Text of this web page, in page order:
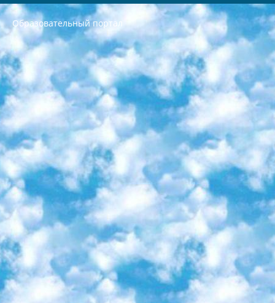
Образовательный портал
РЕСПУБЛИКА УЗБЕКИСТАН МИНИСТРЕРСТВО ДОШКОЛЬНОГО И ШКОЛЬНОГО ОБРАЗОВАНИЯ КОМАНДА в общеобразовательных учреждениях в 2023-2024 учебном году организация и проведение итоговой государственной аттестации обучающихся о Министра дошкольного и школьного образования Республики Узбекистан от 4 марта 2008 года (постановлением Минюста от 20 марта 2008 года № 1778 государственной регистрации) «Итоговое состояние учащихся общего среднего образования на основании положения об утверждении положения об аттестации общего среднего образования выпускной экзамен студентов в образовательных учреждениях в 2023-2024 учебном году В целях организации и прохождения аттестации приказываю: 1. Следующее: перечень предметов, по которым будет проводиться итоговая государственная аттестация и экзамен формы перевода согласно приложению 1; сертификаты международного образца, оценивающие уровень владения иностранными языками перечень согласно приложению 2; 2. Педагогический при специализированных образовательных учреждениях. научно-практический центр квалификации и международной оценки (Д.Давидова) 2024 г. До 25 марта: задания по предметам, по которым будет проводиться итоговая аттестация разработка и утверждение технических условий; итоговая аттестация на основании разработанного предметного задания разработка вопросов по предметам (устно и письменно), экзамен передача; общеобразовательные средние школы и специальные учебные заведения учащиеся выпускных классов школ и интернатов в агентской системе подготовка базы данных экзаменационных материалов и критериев оценки; перевод базы экзаменационных материалов на все языки обучения подать в Республиканский образовательный центр для изготовления; варианты экзаменов на основе разработанных контрольных материалов пусть будут поставлены задачи формирования. 3. Республиканский образовательный центр (Ш.Худайкулов) до 5 апреля 2024 года. до: база данных предоставленных экзаменационных материалов на все языки обучения перевод и экспертиза; для слепых, слабовидящих, глухих, слабослышащих и умственно отсталых детей учащиеся выпускных классов специализированных школ и школ-интернатов база данных экзаменационных материалов на всех преподаваемых языках подготовка критериев оценки; специализированные школы для умственно отсталых детей и технологии для учащихся выпускных классов школ-интернатов разработка соответствующих рекомендаций и критериев проведения ЕГЭ по естествознанию давать задания. 4. Педагогический при специализированных образовательных учреждениях. Научно-практический центр навыков и международной оценки (Д.Давидова), Республика образовательный центр (Худайкулов Ш.) итоговый государственный аттестационный экзамен ориентирован на творческое и логическое мышление при подготовке базы материалов учитывать введение заданий. 5. Следует отметить, что: сертификат государственного образца о знании общеобразовательного предмета и как минимум национальный уровень B1 по предметам на иностранных языках, указанным в Приложении 2. или международно признанный сертификат эквивалентного уровня студенты, изучающие определенный предмет, освобождаются от экзамена; по соответствующим предметам запланирована итоговая государственная аттестация за день до дня, путем жеребьевки Рабочей группой (в письменной форме по предметам, проводимым в форме) из числа сформированных вариантов выбрано 2 варианта; 2 выбранных варианта экзамена анонсированы на официальном сайте министерства и все выпускники по всей стране на основе этих вариантов проводит итоговую государственную аттестацию. 6. Государственное образование учащихся средних общеобразовательных учреждений. знания в соответствии с квалификационными требованиями, которые необходимо приобрести на основании стандартов итоговый (выпускной) контроль для 9 и 11 классов в целях тестирования Экзамены (далее – экзамены) состоят из предметов, перечисленных в приложении 1. будет сделано. 7. Экзамены пройдут с 26 мая по 15 июня 2024 г. (кроме науки физического воспитания). 8. Физическая для учащихся 9 классов общесредних образовательных учреждений. Экзамены по предмету «Образование, квалификация медицина» 1-6 мая 2024 года. сотрудники перевести под присмотр (с отклонениями в физическом или умственном развитии) специализированная школа для детей, школы-интернаты и со сколиозом школы-интернаты санаторного типа для больных детей исключены). 9. Он был слепым, слабовидящим и имел нарушения опорно-двигательного аппарата. экзамены в специализированных школах и интернатах для детей должны проводиться исходя из требований, предъявляемых к общеобразовательным учреждениям (физкультура кроме науки). 10. Специализированная школа для глухих и слабослышащих детей. и экзамены в интернатах и быть реализован в виде письменного теста по математике. 11. Специальность для умственно отсталых детей. Для 9 класса Родной язык и литературное письмо Государственный язык (язык обучения – узбекский). для неклассов) написано Математическое письмо Письменная/устная история Узбекистана Физическое воспитание практично Итоговый контроль Для 11 класса Написание родного языка и литературы (эссе) Математическое письмо Узбекский язык (обучение на узбекском языке) не посещающее общее среднее образование для учреждений)/Образовательное учреждение выбор письменный и устный Иностранный язык письменный/устный Письменная/устная история Узбекистана *По выбору студента:  Химия  Физика  Основы государственного права  География 10 бесплатных образовательных ресурсов - Мы составили подборку онлайн-проектов с интерактивными упражнениями, видеолекциями и статьями. Они помогут вам обрести новые и освежить старые знания бесплатно. 1. «ИНТУИТ» Старейшая образовательная площадка Рунета. Здесь вы найдёте сотни текстовых и видеокурсов на десятки различных тем — от программирования до психологии. Многие курсы подготовлены российскими университетами и крупными международными компаниями вроде Intel и Microsoft. Самостоятельное обучение бесплатное, но желающие могут оплатить услуги персональных наставников. 2. «Смартия» знакомит с актуальными профессиями и подсказывает, как им обучаться. Выбрав заинтересовавшую вас специальность — SMM-специалист, фотограф, веб-дизайнер или другую, — увидите список необходимых для неё умений. Чтобы вы могли освоить их самостоятельно, для каждого умения площадка отображает подборку ссылок на учебные материалы. Хотя «Смартия» ориентируется на русскоязычную аудиторию, часть контента всё же доступна только на английском. 3. «Лекторий Физтеха» Проект Московского физико-технического института (Физтеха). С его помощью вы можете смотреть онлайн серии лекций, записанные на видео в этом вузе. В числе доступных предметов — физика, биология, химия, информационные технологии и другие. К некоторым лекциям администрация ресурса прилагает готовые конспекты, которые можно скачивать в PDF-формате. 4. ITMOcourses Онлайн-площадка Санкт-Петербургского национального исследовательского университета информационных технологий, механики и оптики (ИТМО). Ресурс предоставляет свободный доступ к курсам, разработанным в этом вузе. Каталог материалов разбит на четыре категории: «Оптические системы и технологии», «Приборостроение и робототехника», «Информационные технологии» и «Биотехнологии». Курсы состоят из видеолекций, интерактивных демонстраций и заданий. 5. «КиберЛенинка» Электронная научная библиотека открытого доступа. Каталог площадки регулярно обрастает текстами статей из различных научных изданий. Сгруппированные по журналам и рубрикам публикации можно читать онлайн или скачивать целиком в PDF-формате. Проект нацелен на популяризацию науки за счёт открытого доступа к качественной информации. 6. «ПостНаука» На этом ресурсе публикуют подборки видеолекций, составленные экспертами из разных отраслей и объединённые общими темами. Среди них, к примеру, есть серии «Биоинформатика и геномика», «Культура средневековой Скандинавии» и Cinema Studies о теории кино. Каждая подборка лекций — логически связанная история, рассказанная экспертом от первого лица. Кроме того, на сайте появляются научно-образовательные статьи и тесты на разные темы. 7. «Newочём» Команда проекта «Newочём» отбирает самые интересные тексты из англоязычных СМИ и переводит те из них, за которые голосуют участники сообщества «ВКонтакте». По большей части это научно-популярные статьи. Редакторы придумывают лишь заголовки, в остальном содержание переводов соответствует оригиналам. Полные тексты можно читать прямо в социальной сети. 8. InternetUrok Онлайн-база материалов по основным дисциплинам школьной программы. Информация на сайте структурирована по классам, предметам и темам (урокам). Каждый урок состоит из видеолекций и конспектов. Есть также интерактивные тренажёры и тесты для закрепления пройденного материала. Даже если вы давно окончили школу, возможность повторить программу старших классов всегда может пригодиться. 9. Edutainme Ещё один ресурс об образовании. В отличие от Newtonew, как мне кажется, Edutainme больше ориентируется на представителей индустрии: педагогов, предпринимателей, разработчиков образовательных проектов. Но и любой, кто просто стремится к саморазвитию, найдёт на сайте много полезного и интересного для себя. Например, информацию о новых курсах и образовательных сервисах. 10. Newtonew Онлайн-медиа об образовании и обучении в широком смысле. Авторы Newtonew пишут об инструментах, заведениях, тактиках и стратегиях, которые помогают учить других и получать новые знания самостоятельно. На этой площадке вы найдёте новости, обзоры, аналитические мат